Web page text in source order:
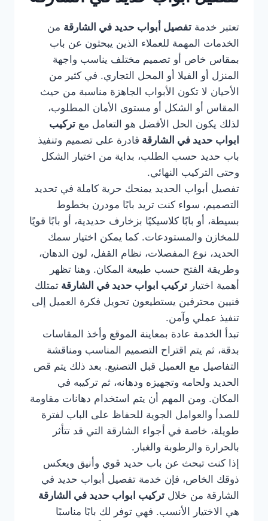
تعتبر خدمة تفصيل أبواب حديد في الشارقة من
الخدمات المهمة للعملاء الذين يبحثون عن باب
بمقاس خاص أو تصميم مختلف يناسب واجهة
المنزل أو الفيلا أو المحل التجاري. في كثير من
الأحيان لا تكون الأبواب الجاهزة مناسبة من حيث
المقاس أو الشكل أو مستوى الأمان المطلوب،
لذلك يكون الحل الأفضل هو التعامل مع تركيب
ابواب حديد في الشارقة قادرة على تصميم وتنفيذ
باب حديد حسب الطلب، بداية من اختيار الشكل
وحتى التركيب النهائي.
تفصيل أبواب الحديد يمنحك حرية كاملة في تحديد
التصميم، سواء كنت تريد بابًا مودرن بخطوط
بسيطة، أو بابًا كلاسيكيًا بزخارف حديدية، أو بابًا قويًا
للمخازن والمستودعات. كما يمكن اختيار سمك
الحديد، نوع المفصلات، نظام القفل، لون الدهان،
وطريقة الفتح حسب طبيعة المكان. وهنا تظهر
أهمية اختيار تركيب ابواب حديد في الشارقة تمتلك
فنيين محترفين يستطيعون تحويل فكرة العميل إلى
تنفيذ عملي وآمن.
تبدأ الخدمة عادة بمعاينة الموقع وأخذ المقاسات
بدقة، ثم يتم اقتراح التصميم المناسب ومناقشة
التفاصيل مع العميل قبل التصنيع. بعد ذلك يتم قص
الحديد ولحامه وتجهيزه ودهانه، ثم تركيبه في
المكان. ومن المهم أن يتم استخدام دهانات مقاومة
للصدأ والعوامل الجوية للحفاظ على الباب لفترة
طويلة، خاصة في أجواء الشارقة التي قد تتأثر
بالحرارة والرطوبة والغبار.
إذا كنت تبحث عن باب حديد قوي وأنيق ويعكس
ذوقك الخاص، فإن خدمة تفصيل أبواب حديد في
الشارقة من خلال تركيب ابواب حديد في الشارقة
هي الاختيار الأنسب. فهي توفر لك بابًا مناسبًا